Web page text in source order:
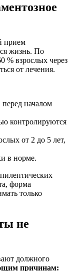
прием
жизнь. По
% взрослых через
от лечения.
началом
контролируются
от 2 до 5 лет,
в норме.
форма
только
не
должного
причинам: